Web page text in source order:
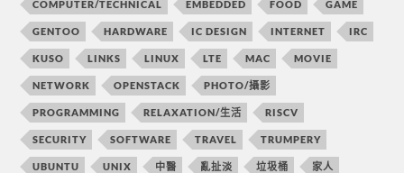
COMPUTER/TECHNICAL EMBEDDED FOOD GAME
GENTOO HARDWARE IC DESIGN INTERNET IRC
KUSO LINKS LINUX LTE MAC MOVIE
NETWORK OPENSTACK PHOTO/攝影
PROGRAMMING RELAXATION/生活 RISCV
SECURITY SOFTWARE TRAVEL TRUMPERY
UBUNTU UNIX 中醫 亂扯淡 垃圾桶 家人